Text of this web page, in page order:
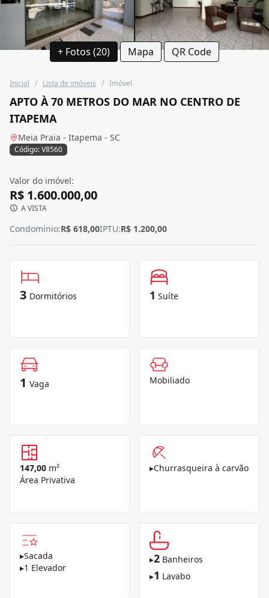
+ Fotos (20) Mapa QR Code
Inicial / Lista de imóveis / Imóvel
APTO À 70 METROS DO MAR NO CENTRO DE
ITAPEMA
Meia Praia - Itapema - SC
Código: V8560
Valor do imóvel:
R$ 1.600.000,00
A VISTA
Condomínio:R$ 618,00IPTU:R$ 1.200,00
3 Dormitórios 1 Suíte
1 Vaga Mobiliado
147,00 m²
Área Privativa
▸Churrasqueira à carvão
▸Sacada
▸1 Elevador
▸2 Banheiros
▸1 Lavabo